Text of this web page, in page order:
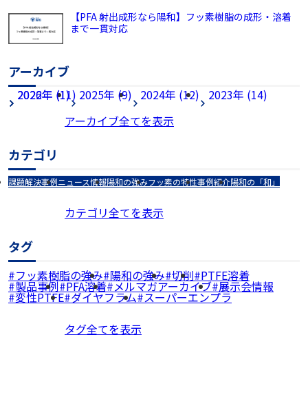
【PFA 射出成形なら陽和】フッ素樹脂の成形・溶着
まで一貫対応
アーカイブ
2026年 (1) 2025年 (9) 2024年 (12) 2023年 (14)
2022年 (11)
アーカイブ全てを表示
カテゴリ
課題解決事例ニュース情報陽和の強みフッ素の特性事例紹介陽和の「和」
カテゴリ全てを表示
タグ
フッ素樹脂の強み 陽和の強み 切削 PTFE溶着
製品事例 PFA溶着 メルマガアーカイブ 展示会情報
変性PTFE ダイヤフラム スーパーエンプラ
タグ全てを表示